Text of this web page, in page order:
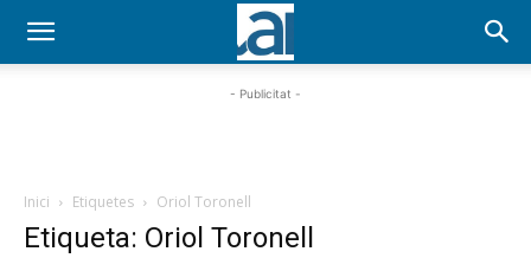
- Publicitat -
Inici Etiquetes Oriol Toronell
Etiqueta: Oriol Toronell